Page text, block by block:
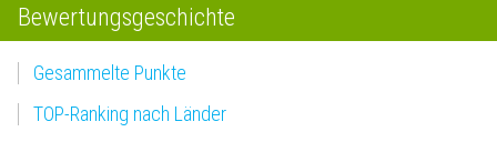
Bewertungsgeschichte
Gesammelte Punkte
TOP-Ranking nach Länder